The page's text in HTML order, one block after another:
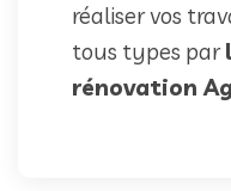
réaliser vos
tous types par
rénovation